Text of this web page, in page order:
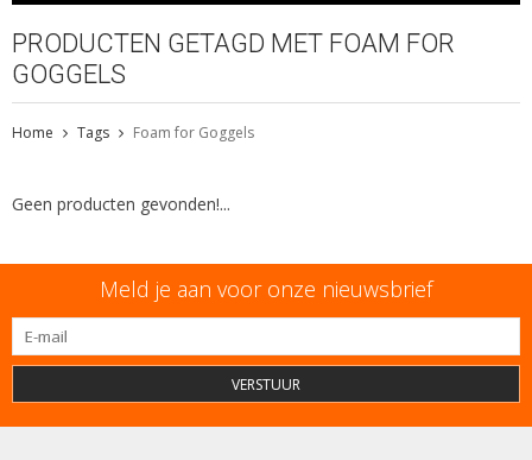
PRODUCTEN GETAGD MET FOAM FOR
GOGGELS
Home Tags Foam for Goggels
Geen producten gevonden!...
Meld je aan voor onze nieuwsbrief
VERSTUUR